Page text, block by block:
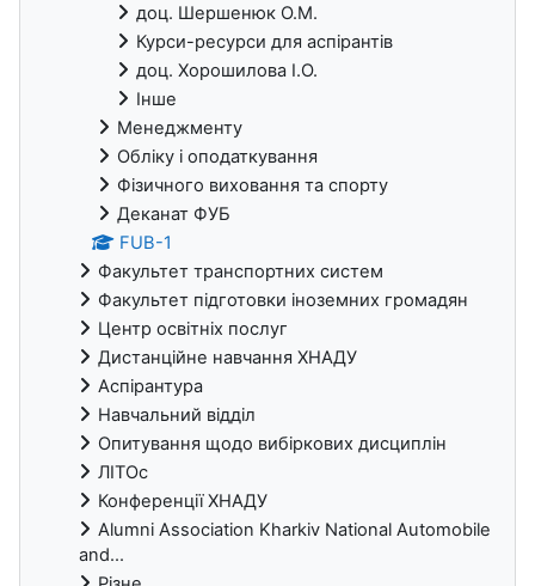
доц. Шершенюк О.М.
Курси-ресурси для аспірантів
доц. Хорошилова І.О.
Інше
Менеджменту
Обліку і оподаткування
Фізичного виховання та спорту
Деканат ФУБ
FUB-1
Факультет транспортних систем
Факультет підготовки іноземних громадян
Центр освітніх послуг
Дистанційне навчання ХНАДУ
Аспірантура
Навчальний відділ
Опитування щодо вибіркових дисциплін
ЛІТОс
Конференції ХНАДУ
Alumni Association Kharkiv National Automobile
and...